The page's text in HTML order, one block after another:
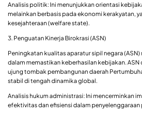
Analisis politik: Ini menunjukkan orientasi
melainkan berbasis pada ekonomi kerakyatan,
kesejahteraan (welfare state).
3. Penguatan Kinerja Birokrasi (ASN)
Peningkatan kualitas aparatur sipil negara
dalam memastikan keberhasilan kebijakan.
ujung tombak pembangunan daerah
stabil di tengah dinamika global.
Analisis hukum administrasi: Ini mencerminkan
efektivitas dan efisiensi dalam penyelenggaraan